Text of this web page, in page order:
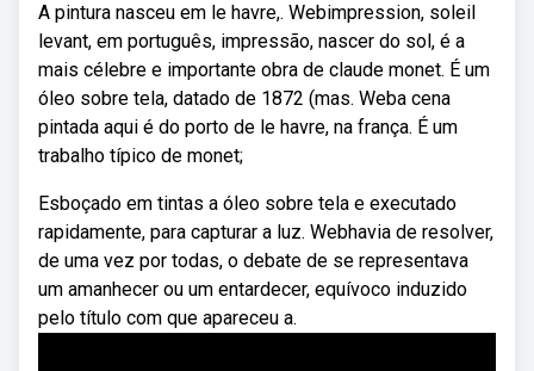
A pintura nasceu em le havre,. Webimpression, soleil
levant, em português, impressão, nascer do sol, é a
mais célebre e importante obra de claude monet. É um
óleo sobre tela, datado de 1872 (mas. Weba cena
pintada aqui é do porto de le havre, na frança. É um
trabalho típico de monet;
Esboçado em tintas a óleo sobre tela e executado
rapidamente, para capturar a luz. Webhavia de resolver,
de uma vez por todas, o debate de se representava
um amanhecer ou um entardecer, equívoco induzido
pelo título com que apareceu a.